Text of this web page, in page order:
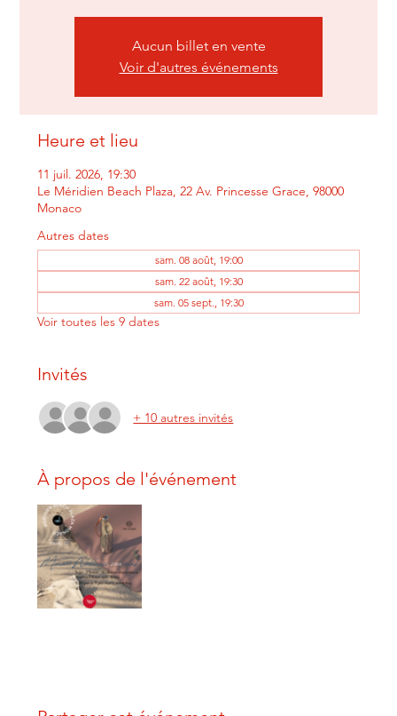
Aucun billet en vente
Voir d'autres événements
Heure et lieu
11 juil. 2026, 19:30
Le Méridien Beach Plaza, 22 Av. Princesse Grace, 98000
Monaco
Autres dates
sam. 08 août, 19:00
sam. 22 août, 19:30
sam. 05 sept., 19:30
Voir toutes les 9 dates
Invités
+ 10 autres invités
À propos de l'événement